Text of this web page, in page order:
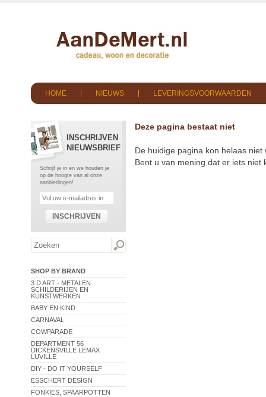
HOME NIEUWS LEVERINGSVOORWAARDEN
INSCHRIJVEN
NIEUWSBRIEF
Schrijf je in en we houden je
op de hoogte van al onze
aanbiedingen!
INSCHRIJVEN
SHOP BY BRAND
3 D ART - METALEN
SCHILDERIJEN EN
KUNSTWERKEN
BABY EN KIND
CARNAVAL
COWPARADE
DEPARTMENT 56
DICKENSVILLE LEMAX
LUVILLE
DIY - DO IT YOURSELF
ESSCHERT DESIGN
FONKIES, SPAARPOTTEN
Deze pagina bestaat niet
De huidige pagina kon helaas
Bent u van mening dat er iets